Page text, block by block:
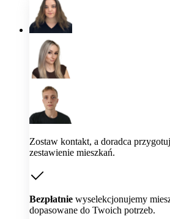
Zostaw kontakt, a doradca
zestawienie mieszkań.
Bezpłatnie wyselekcjonujemy
dopasowane do Twoich potrzeb.